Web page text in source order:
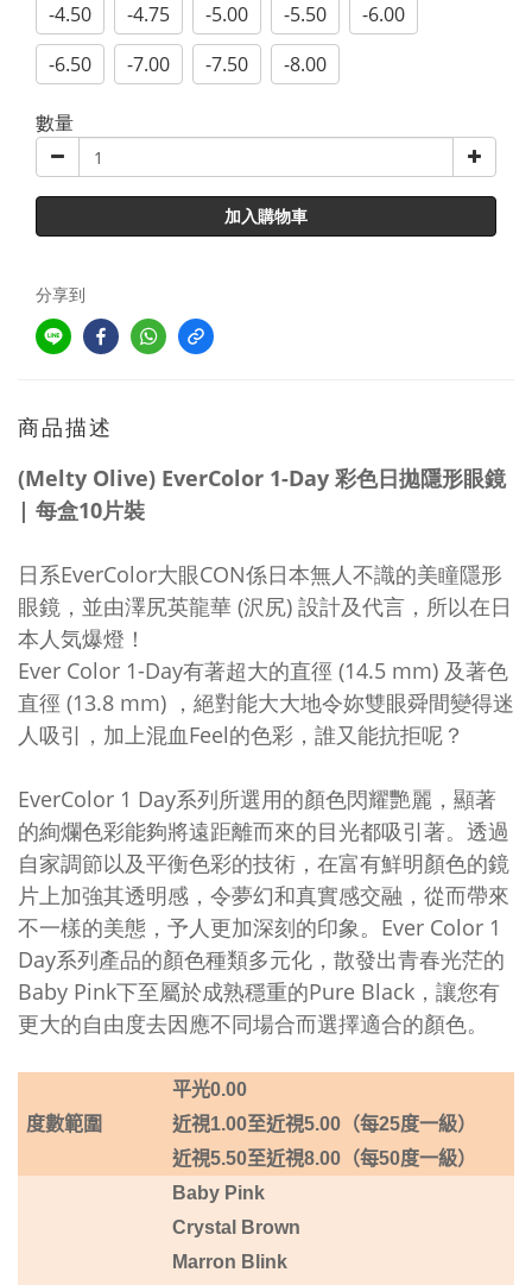
-4.50
-4.75 -5.00 -5.50
-6.00
-6.50
-7.00 -7.50 -8.00
數量
加入購物車
分享到
商品描述
(Melty Olive) EverColor 1-Day 彩色日拋隱形眼鏡
| 每盒10片裝
日系EverColor大眼CON係日本無人不識的美瞳隱形
眼鏡，並由澤尻英龍華 (沢尻) 設計及代言，所以在日
本人気爆燈！
Ever Color 1-Day有著超大的直徑 (14.5 mm) 及著色
直徑 (13.8 mm) ，絕對能大大地令妳雙眼舜間變得迷
人吸引，加上混血Feel的色彩，誰又能抗拒呢？
EverColor 1 Day系列所選用的顏色閃耀艷麗，顯著
的絢爛色彩能夠將遠距離而來的目光都吸引著。透過
自家調節以及平衡色彩的技術，在富有鮮明顏色的鏡
片上加強其透明感，令夢幻和真實感交融，從而帶來
不一樣的美態，予人更加深刻的印象。Ever Color 1
Day系列產品的顏色種類多元化，散發出青春光茫的
Baby Pink下至屬於成熟穩重的Pure Black，讓您有
更大的自由度去因應不同場合而選擇適合的顏色。
度數範圍
平光0.00
近視1.00至近視5.00 （每25度一級）
近視5.50至近視8.00 （每50度一級）
Baby Pink
Crystal Brown
Marron Blink